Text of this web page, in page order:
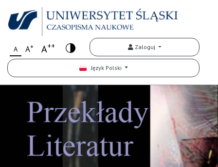
A A+ A++ Zaloguj
Język Polski